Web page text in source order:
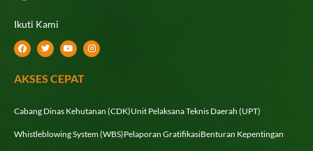
Ikuti Kami
F
a
e
b
k
T
w
t
t
Y
o
t
u
I
n
a
m
AKSES CEPAT
Cabang Dinas Kehutanan (CDK)Unit Pelaksana Teknis Daerah (UPT)
Whistleblowing System (WBS)Pelaporan GratifikasiBenturan Kepentingan